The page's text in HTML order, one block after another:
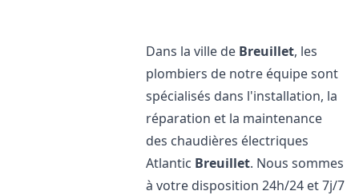
Dans la ville de Breuillet, les
plombiers de notre équipe sont
spécialisés dans l'installation, la
réparation et la maintenance
des chaudières électriques
Atlantic Breuillet. Nous sommes
à votre disposition 24h/24 et 7j/7